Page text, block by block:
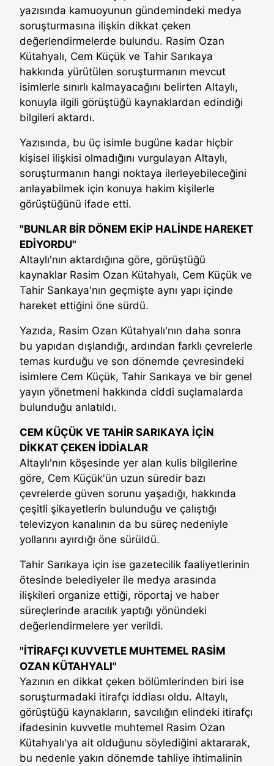
yazısında kamuoyunun gündemindeki medya
soruşturmasına ilişkin dikkat çeken
değerlendirmelerde bulundu. Rasim Ozan
Kütahyalı, Cem Küçük ve Tahir Sarıkaya
hakkında yürütülen soruşturmanın mevcut
isimlerle sınırlı kalmayacağını belirten Altaylı,
konuyla ilgili görüştüğü kaynaklardan edindiği
bilgileri aktardı.
Yazısında, bu üç isimle bugüne kadar hiçbir
kişisel ilişkisi olmadığını vurgulayan Altaylı,
soruşturmanın hangi noktaya ilerleyebileceğini
anlayabilmek için konuya hakim kişilerle
görüştüğünü ifade etti.
"BUNLAR BİR DÖNEM EKİP HALİNDE HAREKET
EDİYORDU"
Altaylı'nın aktardığına göre, görüştüğü
kaynaklar Rasim Ozan Kütahyalı, Cem Küçük ve
Tahir Sarıkaya'nın geçmişte aynı yapı içinde
hareket ettiğini öne sürdü.
Yazıda, Rasim Ozan Kütahyalı'nın daha sonra
bu yapıdan dışlandığı, ardından farklı çevrelerle
temas kurduğu ve son dönemde çevresindeki
isimlere Cem Küçük, Tahir Sarıkaya ve bir genel
yayın yönetmeni hakkında ciddi suçlamalarda
bulunduğu anlatıldı.
CEM KÜÇÜK VE TAHİR SARIKAYA İÇİN
DİKKAT ÇEKEN İDDİALAR
Altaylı'nın köşesinde yer alan kulis bilgilerine
göre, Cem Küçük'ün uzun süredir bazı
çevrelerde güven sorunu yaşadığı, hakkında
çeşitli şikayetlerin bulunduğu ve çalıştığı
televizyon kanalının da bu süreç nedeniyle
yollarını ayırdığı öne sürüldü.
Tahir Sarıkaya için ise gazetecilik faaliyetlerinin
ötesinde belediyeler ile medya arasında
ilişkileri organize ettiği, röportaj ve haber
süreçlerinde aracılık yaptığı yönündeki
değerlendirmelere yer verildi.
"İTİRAFÇI KUVVETLE MUHTEMEL RASİM
OZAN KÜTAHYALI"
Yazının en dikkat çeken bölümlerinden biri ise
soruşturmadaki itirafçı iddiası oldu. Altaylı,
görüştüğü kaynakların, savcılığın elindeki itirafçı
ifadesinin kuvvetle muhtemel Rasim Ozan
Kütahyalı'ya ait olduğunu söylediğini aktararak,
bu nedenle yakın dönemde tahliye ihtimalinin